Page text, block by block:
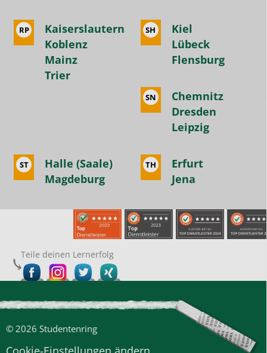
RP
Kaiserslautern
Koblenz
Mainz
Trier
SH
Kiel
Lübeck
Flensburg
SN
Chemnitz
Dresden
Leipzig
ST
Halle (Saale)
Magdeburg
TH
Erfurt
Jena
Teile deinen Lernerfolg
© 2026 Studentenring